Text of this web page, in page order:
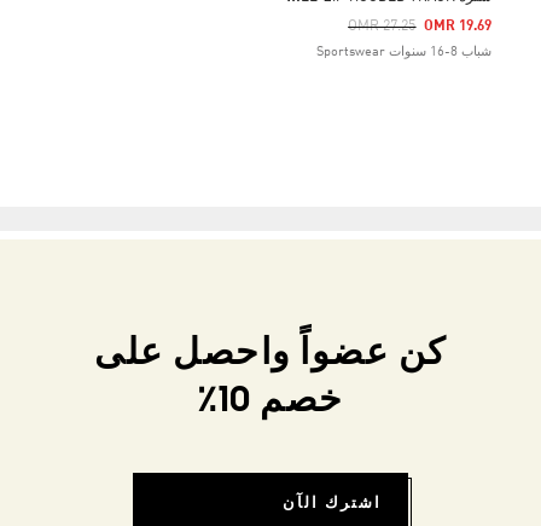
Price Reduced From
OMR 27.25
To OMR 19.69
شباب 8-16 سنوات Sportswear
كن عضواً واحصل على
خصم 10٪
اشترك الآن